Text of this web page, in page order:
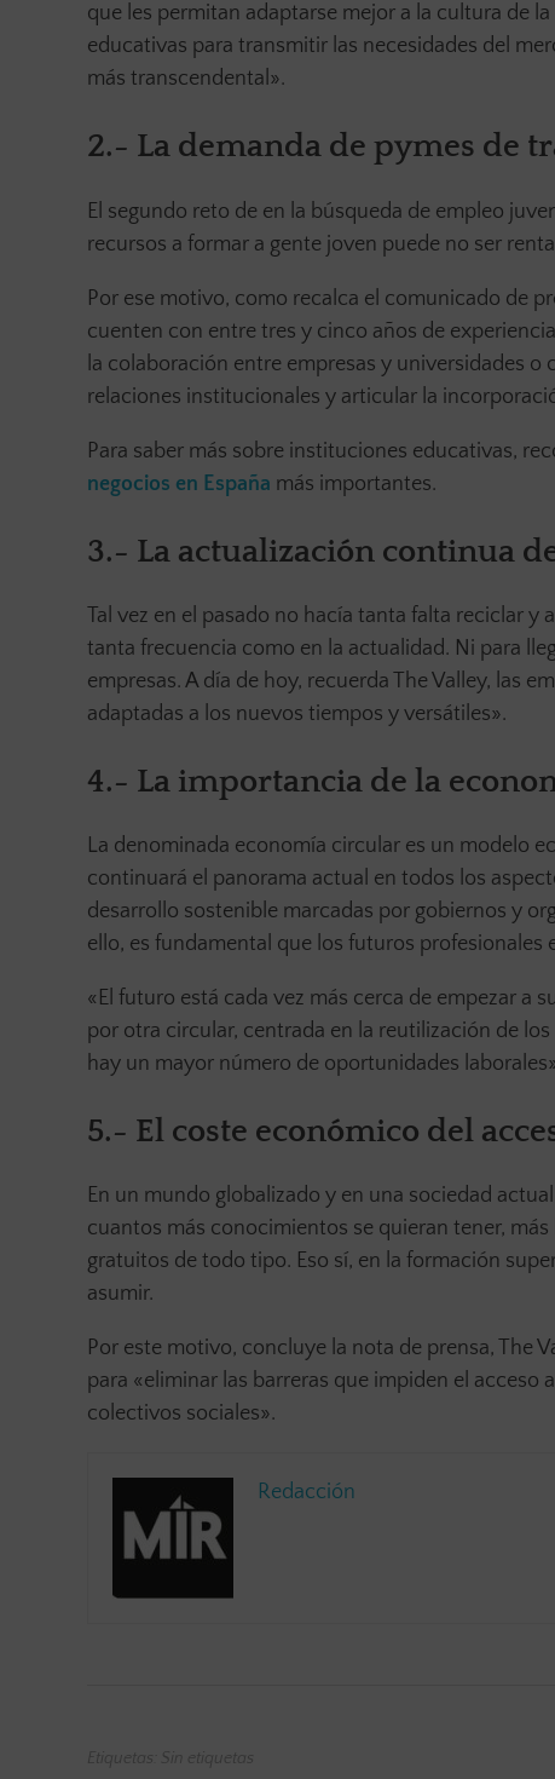
que les permitan adaptarse mejor a la cultura de
educativas para transmitir las necesidades del
más transcendental».
2.- La demanda de pymes de
El segundo reto de en la búsqueda de empleo
recursos a formar a gente joven puede no ser
Por ese motivo, como recalca el comunicado de
cuenten con entre tres y cinco años de
la colaboración entre empresas y universidades
relaciones institucionales y articular la
Para saber más sobre instituciones educativas,
negocios en España más importantes.
3.- La actualización continua
Tal vez en el pasado no hacía tanta falta reciclar
tanta frecuencia como en la actualidad. Ni para
empresas. A día de hoy, recuerda The Valley, las
adaptadas a los nuevos tiempos y versátiles».
4.- La importancia de la
La denominada economía circular es un modelo
continuará el panorama actual en todos los
desarrollo sostenible marcadas por gobiernos y
ello, es fundamental que los futuros
«El futuro está cada vez más cerca de empezar a
por otra circular, centrada en la reutilización de
hay un mayor número de oportunidades
5.- El coste económico del
En un mundo globalizado y en una sociedad
cuantos más conocimientos se quieran tener,
gratuitos de todo tipo. Eso sí, en la formación
asumir.
Por este motivo, concluye la nota de prensa, The
para «eliminar las barreras que impiden el
colectivos sociales».
Redacción
Etiquetas: Sin etiquetas